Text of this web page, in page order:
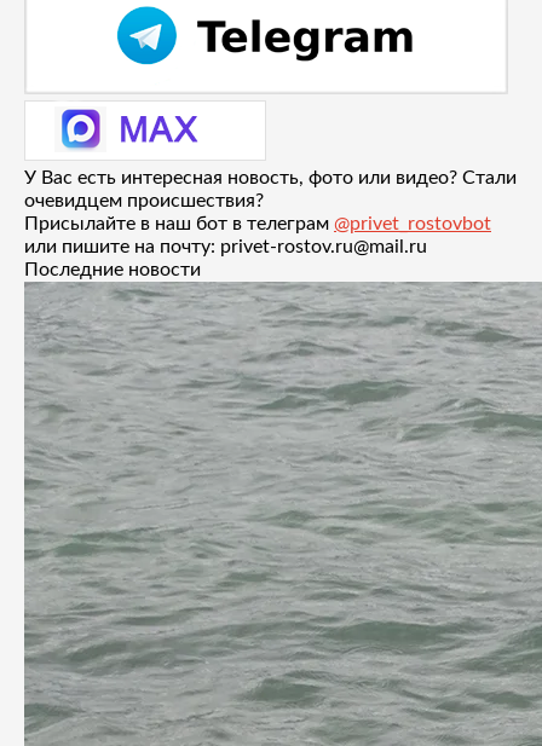
У Вас есть интересная новость, фото или видео? Стали
очевидцем происшествия?
Присылайте в наш бот в телеграм @privet_rostovbot
или пишите на почту: privet-rostov.ru@mail.ru
Последние новости